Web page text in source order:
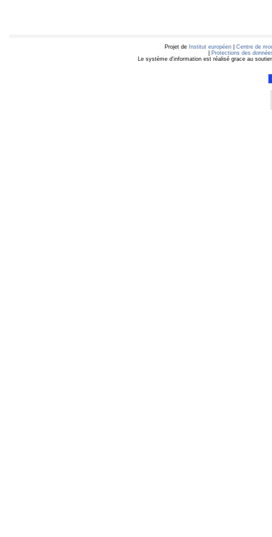
Projet de Institut européen
Centre de
Protections des
Le système d'information est réalisé grace au